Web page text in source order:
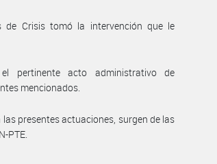
de Crisis tomó la intervención que le
pertinente acto administrativo de
mencionados.
presentes actuaciones, surgen de las
PTE.